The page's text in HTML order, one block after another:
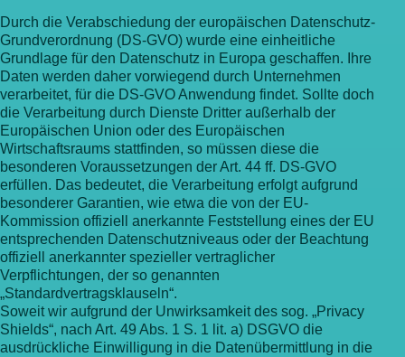
Durch die Verabschiedung der europäischen Datenschutz-
Grundverordnung (DS-GVO) wurde eine einheitliche
Grundlage für den Datenschutz in Europa geschaffen. Ihre
Daten werden daher vorwiegend durch Unternehmen
verarbeitet, für die DS-GVO Anwendung findet. Sollte doch
die Verarbeitung durch Dienste Dritter außerhalb der
Europäischen Union oder des Europäischen
Wirtschaftsraums stattfinden, so müssen diese die
besonderen Voraussetzungen der Art. 44 ff. DS-GVO
erfüllen. Das bedeutet, die Verarbeitung erfolgt aufgrund
besonderer Garantien, wie etwa die von der EU-
Kommission offiziell anerkannte Feststellung eines der EU
entsprechenden Datenschutzniveaus oder der Beachtung
offiziell anerkannter spezieller vertraglicher
Verpflichtungen, der so genannten
„Standardvertragsklauseln“.
Soweit wir aufgrund der Unwirksamkeit des sog. „Privacy
Shields“, nach Art. 49 Abs. 1 S. 1 lit. a) DSGVO die
ausdrückliche Einwilligung in die Datenübermittlung in die